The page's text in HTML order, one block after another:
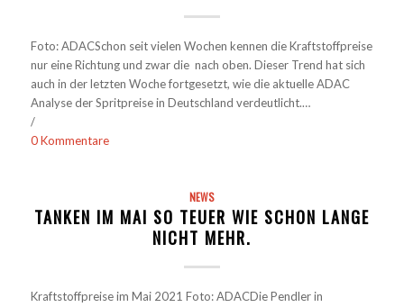
Foto: ADACSchon seit vielen Wochen kennen die Kraftstoffpreise
nur eine Richtung und zwar die nach oben. Dieser Trend hat sich
auch in der letzten Woche fortgesetzt, wie die aktuelle ADAC
Analyse der Spritpreise in Deutschland verdeutlicht.…
/
0 Kommentare
NEWS
TANKEN IM MAI SO TEUER WIE SCHON LANGE
NICHT MEHR.
Kraftstoffpreise im Mai 2021 Foto: ADACDie Pendler in